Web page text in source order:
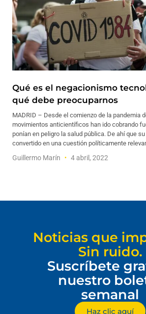
Qué es el negacionismo
qué debe preocuparnos
MADRID – Desde el comienzo de la pandemia
movimientos anticientíficos han ido cobrando
ponían en peligro la salud pública. De ahí que
convertido en una cuestión políticamente
Guillermo Marín 4 abril, 2022
Noticias que
Sin ruido.
Suscríbete
nuestro
semanal
Haz clic aquí